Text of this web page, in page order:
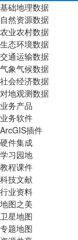
基础地理数据
自然资源数据
农业农村数据
生态环境数据
交通运输数据
气象气候数据
社会经济数据
对地观测数据
业务产品
业务软件
ArcGIS插件
硬件集成
学习园地
教程课件
科技文献
行业资料
地图之美
卫星地图
专题地图